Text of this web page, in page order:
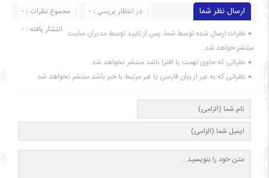
ارسال نظر شما مجموع نظرات : 0
در انتظار بررسی : 0
انتشار یافته : ۰ نظرات ارسال شده توسط شما، پس از تایید توسط مدیران سایت
منتشر خواهد شد.
نظراتی که حاوی تهمت یا افترا باشد منتشر نخواهد شد.
نظراتی که به غیر از زبان فارسی یا غیر مرتبط با خبر باشد منتشر نخواهد شد.